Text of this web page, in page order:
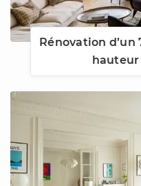
Rénovation d’un
hauteur